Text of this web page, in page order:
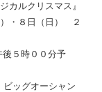
ルクリスマス』
８日（日） ２
００分予
グオーシャン